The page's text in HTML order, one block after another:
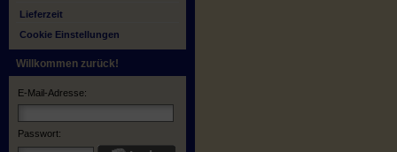
Lieferzeit
Cookie Einstellungen
Willkommen zurück!
E-Mail-Adresse:
Passwort: